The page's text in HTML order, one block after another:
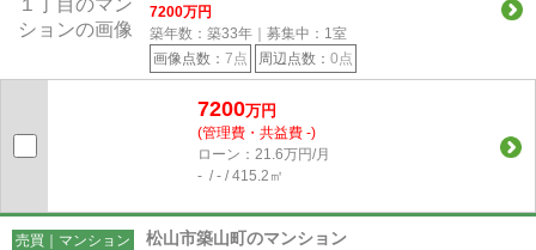
7200万円
築年数：築33年｜募集中： 1室
画像点数： 7点 周辺点数： 0点
7200万円
(管理費・共益費 -)
ローン：21.6万円/月
- / - / 415.2㎡
売買｜マンション 松山市築山町のマンション